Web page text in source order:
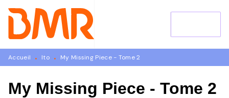
MENU RECHERCHE
PIED DE PAGE
Accueil • Ito • My Missing Piece - Tome 2
My Missing Piece - Tome 2